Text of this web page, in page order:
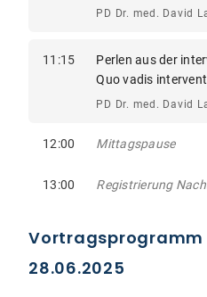
PD Dr. med. David
11:15
Perlen aus der
Quo vadis
PD Dr. med. David
12:00 Mittagspause
13:00 Registrierung
28.06.2025